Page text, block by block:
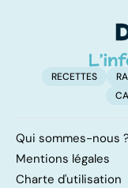
RECETTES
Qui sommes-nous
Mentions légales
Charte d'utilisation